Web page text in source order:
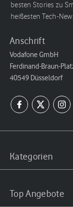
besten Stories zu
heißesten Tech-
Anschrift
Vodafone GmbH
Ferdinand-Braun-
40549 Düsseldorf
Kategorien
Top Angebote